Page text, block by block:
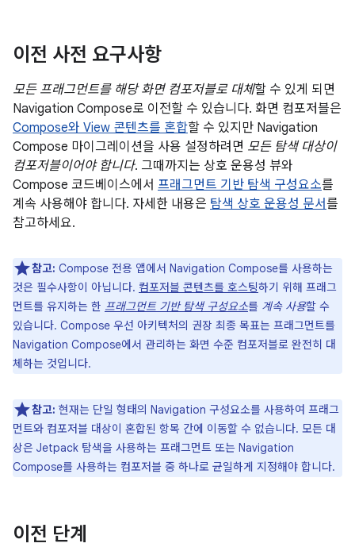
이전 사전 요구사항
모든 프래그먼트를 해당 화면 컴포저블로 대체할 수 있게 되면
Navigation Compose로 이전할 수 있습니다. 화면 컴포저블은
Compose와 View 콘텐츠를 혼합할 수 있지만 Navigation
Compose 마이그레이션을 사용 설정하려면 모든 탐색 대상이
컴포저블이어야 합니다. 그때까지는 상호 운용성 뷰와
Compose 코드베이스에서 프래그먼트 기반 탐색 구성요소를
계속 사용해야 합니다. 자세한 내용은 탐색 상호 운용성 문서를
참고하세요.
참고: Compose 전용 앱에서 Navigation Compose를 사용하는
것은 필수사항이 아닙니다. 컴포저블 콘텐츠를 호스팅하기 위해 프래그
먼트를 유지하는 한 프래그먼트 기반 탐색 구성요소를 계속 사용할 수
있습니다. Compose 우선 아키텍처의 권장 최종 목표는 프래그먼트를
Navigation Compose에서 관리하는 화면 수준 컴포저블로 완전히 대
체하는 것입니다.
참고: 현재는 단일 형태의 Navigation 구성요소를 사용하여 프래그
먼트와 컴포저블 대상이 혼합된 항목 간에 이동할 수 없습니다. 모든 대
상은 Jetpack 탐색을 사용하는 프래그먼트 또는 Navigation
Compose를 사용하는 컴포저블 중 하나로 균일하게 지정해야 합니다.
이전 단계